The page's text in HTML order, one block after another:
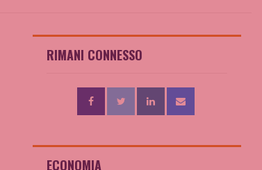
RIMANI CONNESSO
ECONOMIA